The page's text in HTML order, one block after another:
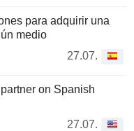
para adquirir una
medio
27.07.
on Spanish
27.07.